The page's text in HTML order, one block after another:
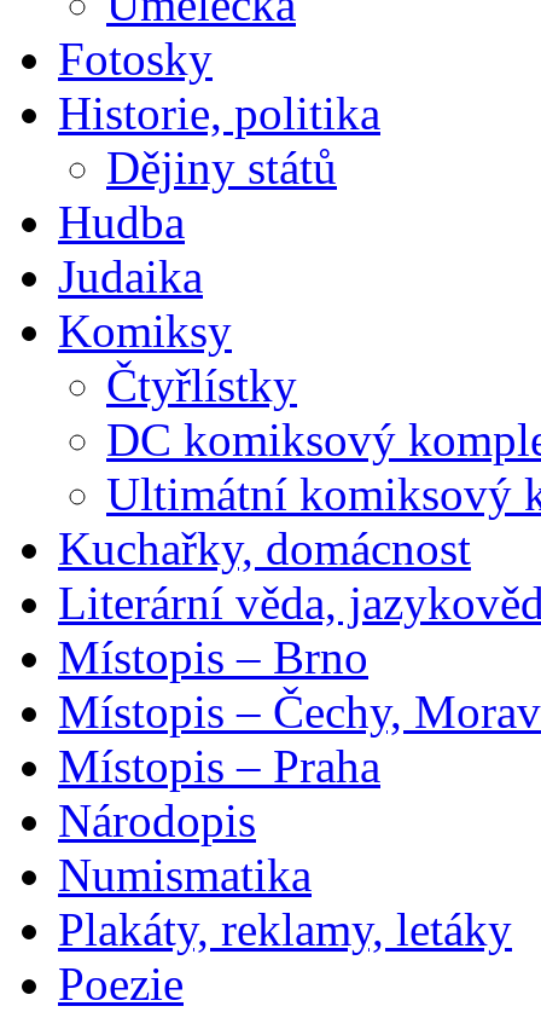
Fotosky
Historie, politika
Dějiny států
Hudba
Judaika
Komiksy
Čtyřlístky
DC komiksový
Ultimátní komiksový
Kuchařky, domácnost
Literární věda,
Místopis – Brno
Místopis – Čechy,
Místopis – Praha
Národopis
Numismatika
Plakáty, reklamy, letáky
Poezie